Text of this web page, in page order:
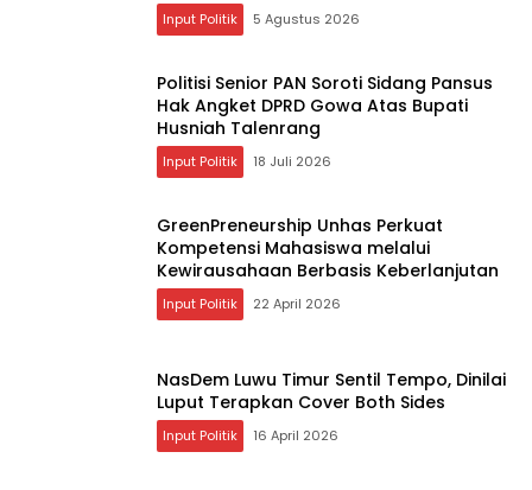
Input Politik 5 Agustus 2026
Politisi Senior PAN Soroti Sidang Pansus
Hak Angket DPRD Gowa Atas Bupati
Husniah Talenrang
Input Politik 18 Juli 2026
GreenPreneurship Unhas Perkuat
Kompetensi Mahasiswa melalui
Kewirausahaan Berbasis Keberlanjutan
Input Politik 22 April 2026
NasDem Luwu Timur Sentil Tempo, Dinilai
Luput Terapkan Cover Both Sides
Input Politik 16 April 2026